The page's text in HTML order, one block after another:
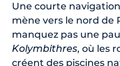
Une courte
mène vers le nord de
manquez pas une
Kolymbithres, où les
créent des piscines